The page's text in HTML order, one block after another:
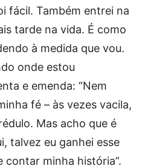
fácil. Também entrei na
tarde na vida. É como
à medida que vou.
onde estou
e emenda: “Nem
fé – às vezes vacila,
Mas acho que é
talvez eu ganhei esse
minha história”.